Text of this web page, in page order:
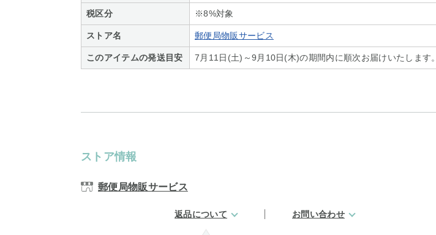
税区分 ※8%対象
ストア名 郵便局物販サービス
このアイテムの発送目安 7月11日(土)～9月10日(木)の期間内に順次お届けいたします。
ストア情報
郵便局物販サービス
返品について お問い合わせ